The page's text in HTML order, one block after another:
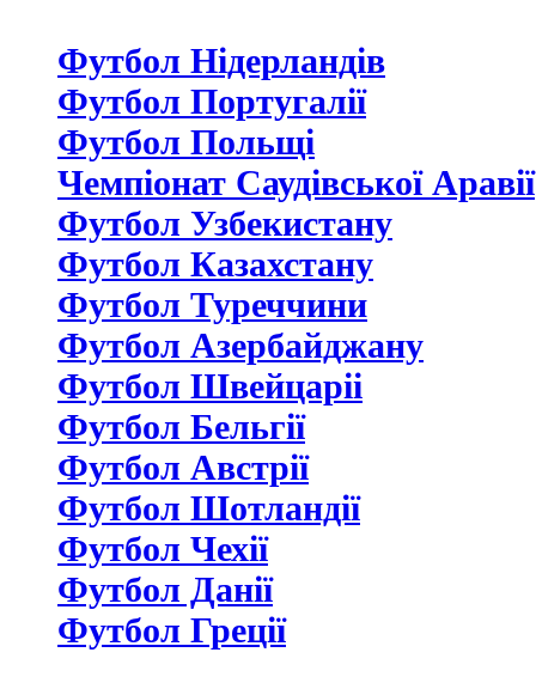
Футбол Нідерландiв
Футбол Португалії
Футбол Польщі
Чемпіонат Саудівської Аравії
Футбол Узбекистану
Футбол Казахстану
Футбол Туреччини
Футбол Азербайджану
Футбол Швейцаріі
Футбол Бельгії
Футбол Австрії
Футбол Шотландії
Футбол Чехії
Футбол Данії
Футбол Греції